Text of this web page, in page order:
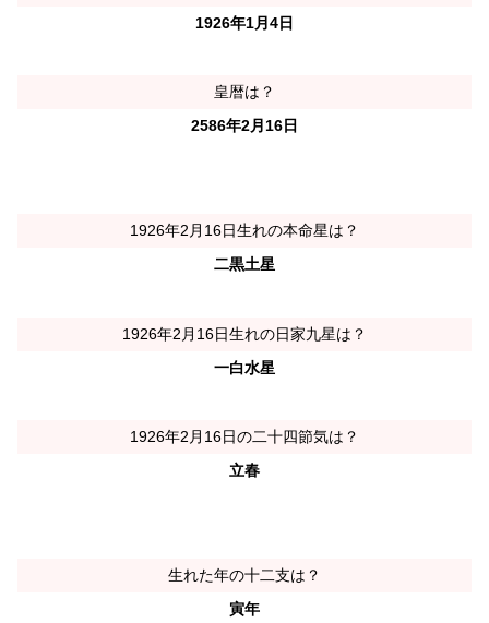
1926年1月4日
皇暦は？
2586年2月16日
1926年2月16日生れの本命星は？
二黒土星
1926年2月16日生れの日家九星は？
一白水星
1926年2月16日の二十四節気は？
立春
生れた年の十二支は？
寅年